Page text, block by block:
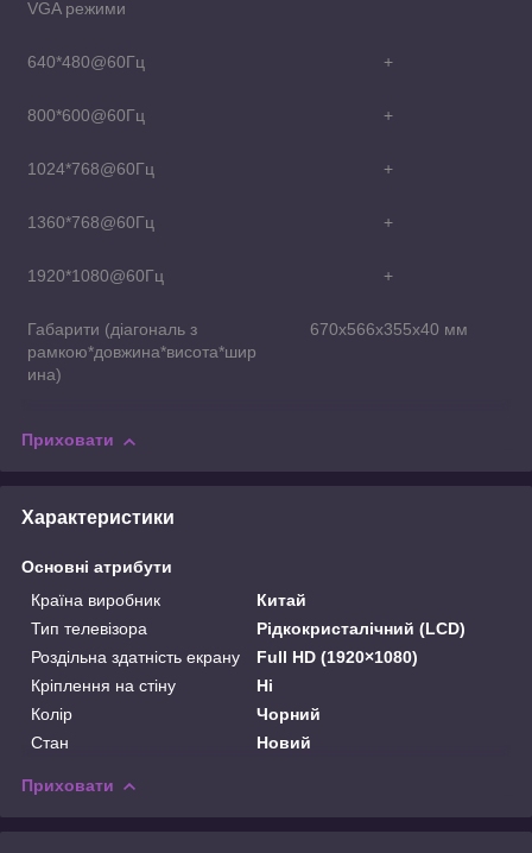
VGA режими
640*480@60Гц +
800*600@60Гц +
1024*768@60Гц +
1360*768@60Гц +
1920*1080@60Гц +
Габарити (діагональ з
рамкою*довжина*висота*шир
ина)
670x566x355х40 мм
Приховати
Характеристики
Основні атрибути
Країна виробник
Китай
Тип телевізора
Рідкокристалічний (LCD)
Роздільна здатність екрану
Full HD (1920×1080)
Кріплення на стіну
Ні
Колір
Чорний
Стан
Новий
Приховати